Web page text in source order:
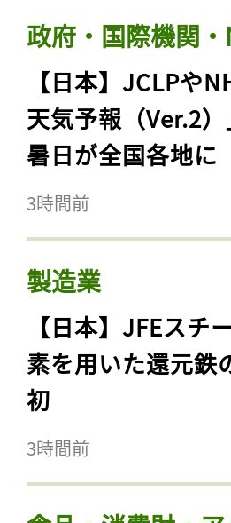
政府・国際機関・
【日本】JCLPや
天気予報（Ver.2
暑日が全国各地に
3時間前
製造業
【日本】JFEスチ
素を用いた還元鉄
初
3時間前